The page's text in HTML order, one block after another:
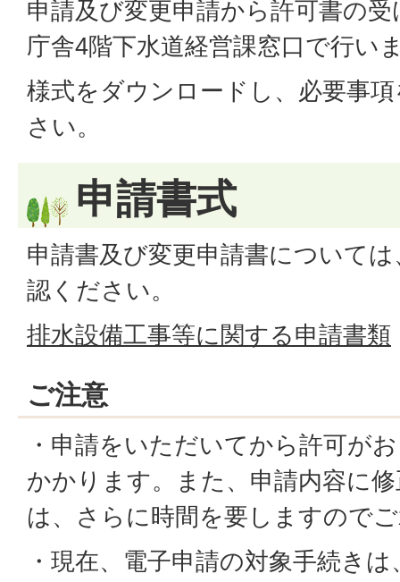
申請及び変更申請から許可書の
庁舎4階下水道経営課窓口で行い
様式をダウンロードし、必要事
さい。
申請書式
申請書及び変更申請書について
認ください。
排水設備工事等に関する申請書類
ご注意
・申請をいただいてから許可が
かかります。また、申請内容に
は、さらに時間を要しますので
・現在、電子申請の対象手続き